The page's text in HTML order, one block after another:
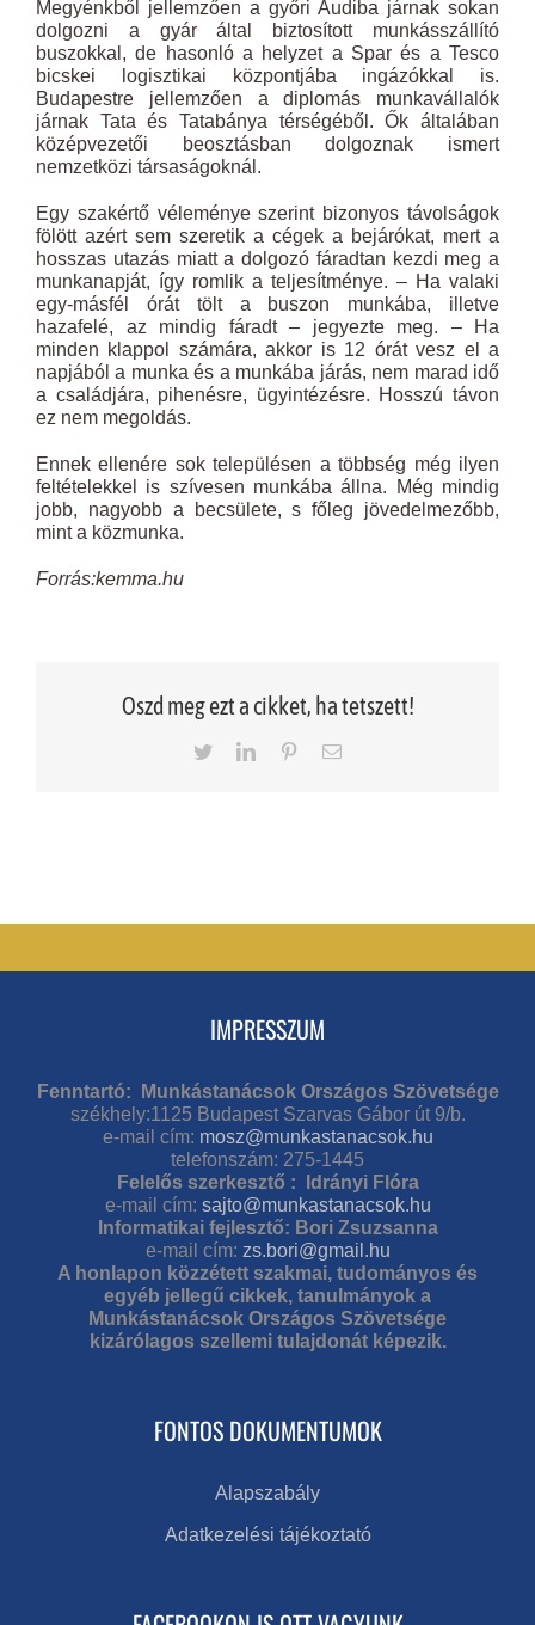
Megyénkből jellemzően a győri Audiba járnak sokan
dolgozni a gyár által biztosított munkásszállító
buszokkal, de hasonló a helyzet a Spar és a Tesco
bicskei logisztikai központjába ingázókkal is.
Budapestre jellemzően a diplomás munkavállalók
járnak Tata és Tatabánya térségéből. Ők általában
középvezetői beosztásban dolgoznak ismert
nemzetközi társaságoknál.
Egy szakértő véleménye szerint bizonyos távolságok
fölött azért sem szeretik a cégek a bejárókat, mert a
hosszas utazás miatt a dolgozó fáradtan kezdi meg a
munkanapját, így romlik a teljesítménye. – Ha valaki
egy-másfél órát tölt a buszon munkába, illetve
hazafelé, az mindig fáradt – jegyezte meg. – Ha
minden klappol számára, akkor is 12 órát vesz el a
napjából a munka és a munkába járás, nem marad idő
a családjára, pihenésre, ügyintézésre. Hosszú távon
ez nem megoldás.
Ennek ellenére sok településen a többség még ilyen
feltételekkel is szívesen munkába állna. Még mindig
jobb, nagyobb a becsülete, s főleg jövedelmezőbb,
mint a közmunka.
Forrás:kemma.hu
Oszd meg ezt a cikket, ha tetszett!
TwitterLinkedInPinterestEmail
IMPRESSZUM
Fenntartó: Munkástanácsok Országos Szövetsége
székhely:1125 Budapest Szarvas Gábor út 9/b.
e-mail cím: mosz@munkastanacsok.hu
telefonszám: 275-1445
Felelős szerkesztő : Idrányi Flóra
e-mail cím: sajto@munkastanacsok.hu
Informatikai fejlesztő: Bori Zsuzsanna
e-mail cím: zs.bori@gmail.hu
A honlapon közzétett szakmai, tudományos és
egyéb jellegű cikkek, tanulmányok a
Munkástanácsok Országos Szövetsége
kizárólagos szellemi tulajdonát képezik.
FONTOS DOKUMENTUMOK
Alapszabály
Adatkezelési tájékoztató